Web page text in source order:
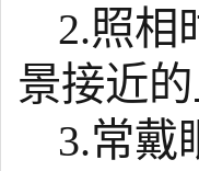
2.照相
景接近
3.常戴